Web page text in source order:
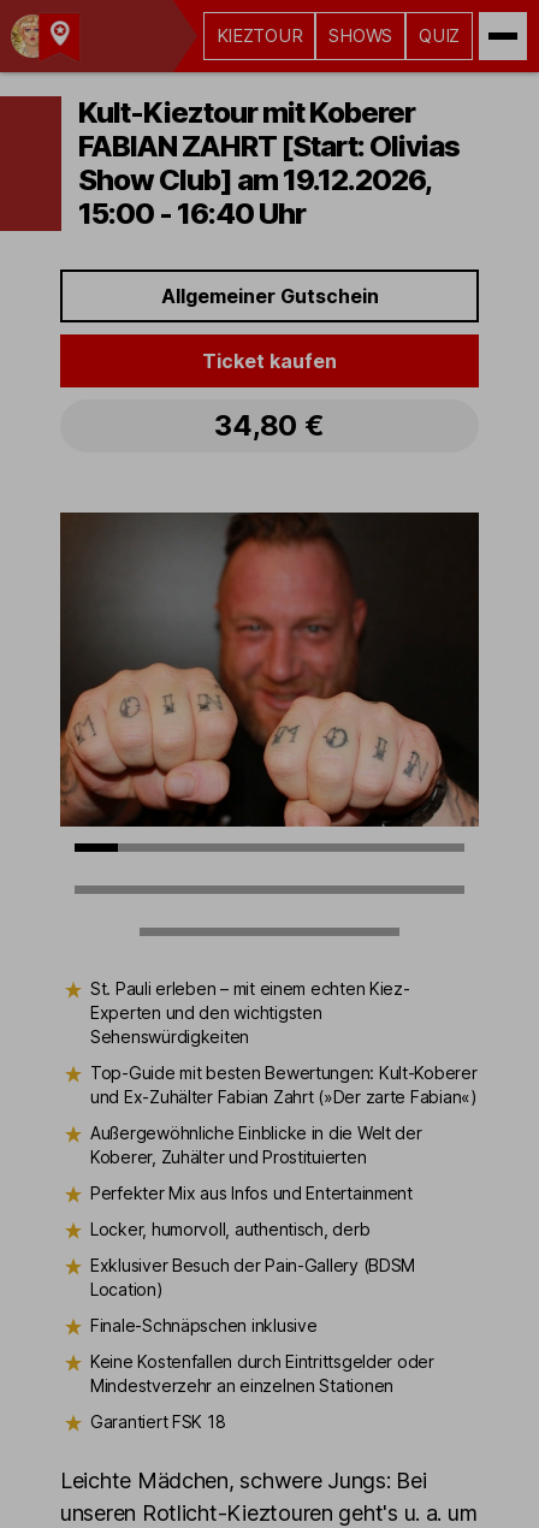
Kult-
Kieztouren
Hamburg
KIEZTOUR SHOWS QUIZ
Kult-Kieztour mit Koberer
FABIAN ZAHRT [Start: Olivias
Show Club] am 19.12.2026,
15:00 - 16:40 Uhr
Allgemeiner Gutschein
Ticket kaufen
34,80 €
St. Pauli erleben – mit einem echten Kiez-
Experten und den wichtigsten
Sehenswürdigkeiten
Top-Guide mit besten Bewertungen: Kult-Koberer
und Ex-Zuhälter Fabian Zahrt (»Der zarte Fabian«)
Außergewöhnliche Einblicke in die Welt der
Koberer, Zuhälter und Prostituierten
Perfekter Mix aus Infos und Entertainment
Locker, humorvoll, authentisch, derb
Exklusiver Besuch der Pain-Gallery (BDSM
Location)
Finale-Schnäpschen inklusive
Keine Kostenfallen durch Eintrittsgelder oder
Mindestverzehr an einzelnen Stationen
Garantiert FSK 18
Leichte Mädchen, schwere Jungs: Bei
unseren Rotlicht-Kieztouren geht's u. a. um